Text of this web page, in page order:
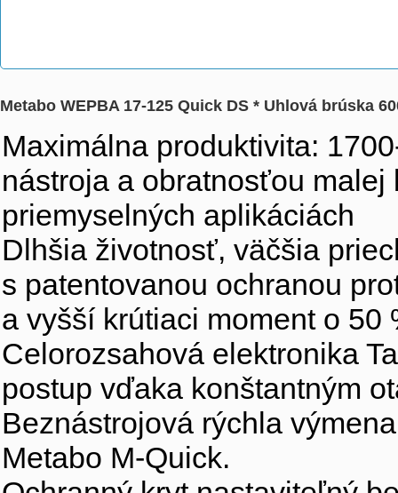
Metabo WEPBA 17-125 Quick DS * Uhlová brúska
Maximálna produktivita:
nástroja a obratnosťou
priemyselných aplikáciách
Dlhšia životnosť, väčšia
s patentovanou ochranou
a vyšší krútiaci moment o 50
Celorozsahová elektronika
postup vďaka konštantným
Beznástrojová rýchla
Metabo M-Quick.